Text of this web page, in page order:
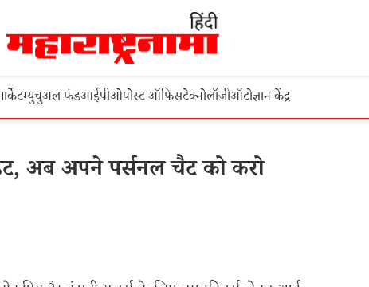
म्युचुअल फंडआईपीओपोस्ट ऑफिसटेक्नोलॉजीऑटोज्ञान केंद्र
अब अपने पर्सनल चैट को करो